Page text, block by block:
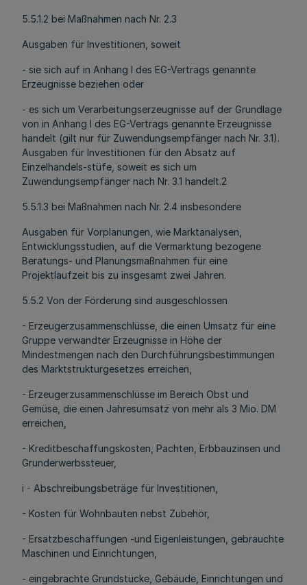
5.5.1.2 bei Maßnahmen nach Nr. 2.3
Ausgaben für Investitionen, soweit
- sie sich auf in Anhang I des EG-Vertrags genannte
Erzeugnisse beziehen oder
- es sich um Verarbeitungserzeugnisse auf der Grundlage
von in Anhang I des EG-Vertrags genannte Erzeugnisse
handelt (gilt nur für Zuwendungsempfänger nach Nr. 3.1).
Ausgaben für Investitionen für den Absatz auf
Einzelhandels-stüfe, soweit es sich um
Zuwendungsempfänger nach Nr. 3.1 handelt.2
5.5.1.3 bei Maßnahmen nach Nr. 2.4 insbesondere
Ausgaben für Vorplanungen, wie Marktanalysen,
Entwicklungsstudien, auf die Vermarktung bezogene
Beratungs- und Planungsmaßnahmen für eine
Projektlaufzeit bis zu insgesamt zwei Jahren.
5.5.2 Von der Förderung sind ausgeschlossen
- Erzeugerzusammenschlüsse, die einen Umsatz für eine
Gruppe verwandter Erzeugnisse in Höhe der
Mindestmengen nach den Durchführungsbestimmungen
des Marktstrukturgesetzes erreichen,
- Erzeugerzusammenschlüsse im Bereich Obst und
Gemüse, die einen Jahresumsatz von mehr als 3 Mio. DM
erreichen,
- Kreditbeschaffungskosten, Pachten, Erbbauzinsen und
Grunderwerbssteuer,
i - Abschreibungsbeträge für Investitionen,
- Kosten für Wohnbauten nebst Zubehör,
- Ersatzbeschaffungen -und Eigenleistungen, gebrauchte
Maschinen und Einrichtungen,
- eingebrachte Grundstücke, Gebäude, Einrichtungen und